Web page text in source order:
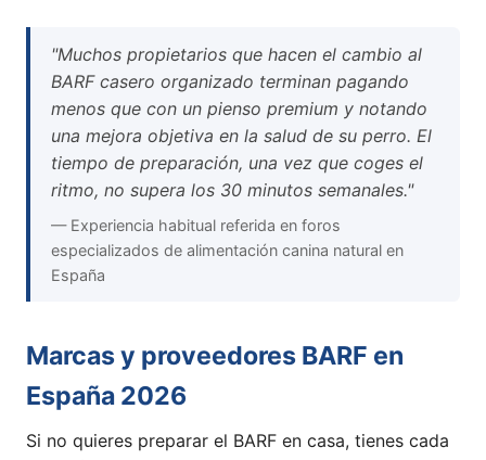
"Muchos propietarios que hacen el cambio al
BARF casero organizado terminan pagando
menos que con un pienso premium y notando
una mejora objetiva en la salud de su perro. El
tiempo de preparación, una vez que coges el
ritmo, no supera los 30 minutos semanales."
— Experiencia habitual referida en foros
especializados de alimentación canina natural en
España
Marcas y proveedores BARF en
España 2026
Si no quieres preparar el BARF en casa, tienes cada